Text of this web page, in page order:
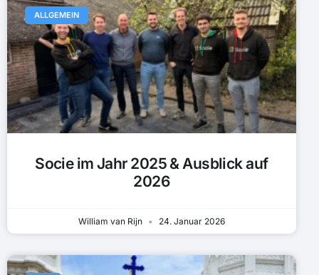
ALLGEMEIN
Socie im Jahr 2025 & Ausblick auf
2026
William van Rijn 24. Januar 2026